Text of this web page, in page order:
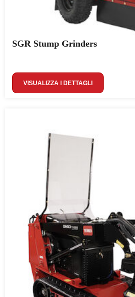
SGR Stump Grinders
VISUALIZZA I DETTAGLI